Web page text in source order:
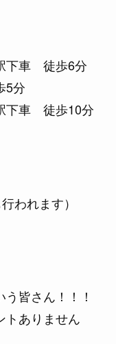
下車 徒歩6分
5分
下車 徒歩10分
われます）
皆さん！！！
トありません